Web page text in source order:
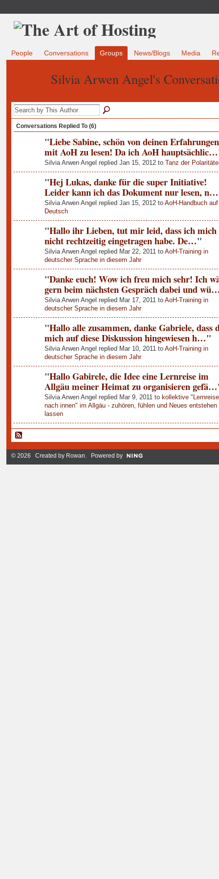
People Conversations Groups News/Blogs Media
Silvia Arwen Angel's
Conversations Replied To (6)
"Liebe Sabine, schön von deinen Erfahrungen
mit AoH zu lesen! Da ich AoH hauptsächlic…
Silvia Arwen Angel replied Jan 15, 2012 to Tanz der
"Hej Lukas, danke für die super Initiative!
Leider kann ich das Dokument nur lesen, n…
Silvia Arwen Angel replied Jan 15, 2012 to AoH-Handbuch auf
Deutsch
"Hallo ihr Lieben, tut mir leid, dass ich mich
nicht rechtzeitig eingetragen habe. De…"
Silvia Arwen Angel replied Mar 22, 2011 to AoH-Training in
deutscher Sprache in diesem Jahr
"Danke euch! Wow ich freu mich sehr! Ich
gern beim nächsten Gespräch dabei und
Silvia Arwen Angel replied Mar 17, 2011 to AoH-Training in
deutscher Sprache in diesem Jahr
"Hallo alle zusammen, danke Gabriele, dass
mich auf diese Diskussion hingewiesen h…"
Silvia Arwen Angel replied Mar 10, 2011 to AoH-Training in
deutscher Sprache in diesem Jahr
"Hallo Gabirele, die Idee eine Lernreise im
Allgäu meiner Heimat zu organisieren gefä…
Silvia Arwen Angel replied Mar 9, 2011 to kollektive
nach innen" im Allgäu - zuhören, fühlen und Neues entstehen
lassen
© 2026 Created by Rowan. Powered by